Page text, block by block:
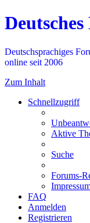
Deutschsprachiges
online seit 2006
Zum Inhalt
Schnellzugriff
Aktive
Suche
Forums-
FAQ
Anmelden
Registrieren